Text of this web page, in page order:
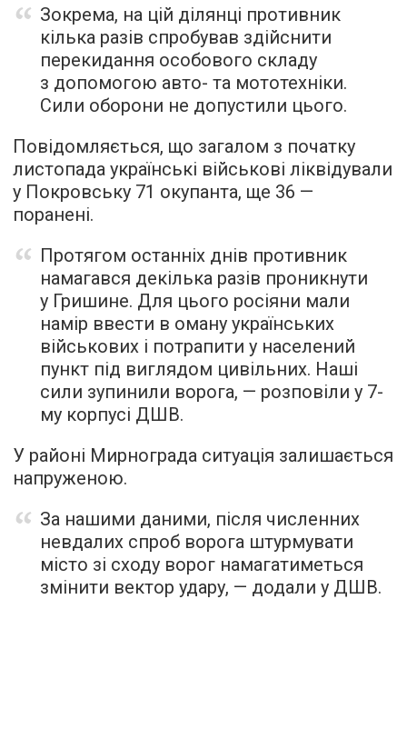
Зокрема, на цій ділянці противник
кілька разів спробував здійснити
перекидання особового складу
з допомогою авто- та мототехніки.
Сили оборони не допустили цього.
Повідомляється, що загалом з початку
листопада українські військові ліквідували
у Покровську 71 окупанта, ще 36 —
поранені.
Протягом останніх днів противник
намагався декілька разів проникнути
у Гришине. Для цього росіяни мали
намір ввести в оману українських
військових і потрапити у населений
пункт під виглядом цивільних. Наші
сили зупинили ворога, — розповіли у 7-
му корпусі ДШВ.
У районі Мирнограда ситуація залишається
напруженою.
За нашими даними, після численних
невдалих спроб ворога штурмувати
місто зі сходу ворог намагатиметься
змінити вектор удару, — додали у ДШВ.